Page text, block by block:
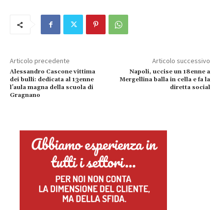
Articolo precedente
Alessandro Cascone vittima
dei bulli: dedicata al 13enne
l’aula magna della scuola di
Gragnano
Articolo successivo
Napoli, uccise un 18enne a
Mergellina balla in cella e fa la
diretta social